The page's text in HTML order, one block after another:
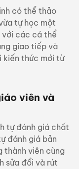
có thể thảo
tự học một
các cá thể
giao tiếp và
kiến thức mới từ
viên và
tự đánh giá chất
đánh giá bản
thành viên cùng
sửa đổi và rút